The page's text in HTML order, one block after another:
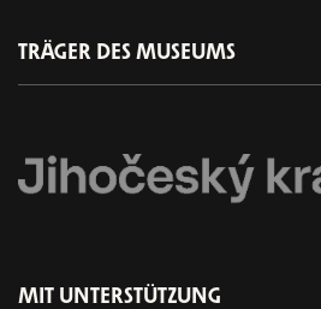
TRÄGER DES MUSEUMS
MIT UNTERSTÜTZUNG